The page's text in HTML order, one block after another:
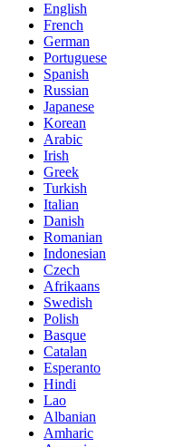
English
French
German
Portuguese
Spanish
Russian
Japanese
Korean
Arabic
Irish
Greek
Turkish
Italian
Danish
Romanian
Indonesian
Czech
Afrikaans
Swedish
Polish
Basque
Catalan
Esperanto
Hindi
Lao
Albanian
Amharic